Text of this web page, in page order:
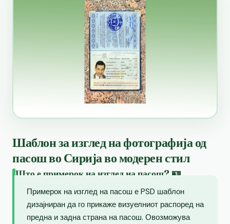
Шаблон за изглед на фотографија од
пасош во Сирија во модерен стил
Што е примерок на изглед на пасош? 🪪
Примерок на изглед на пасош е PSD шаблон
дизајниран да го прикаже визуелниот распоред на
предна и задна страна на пасош. Овозможува